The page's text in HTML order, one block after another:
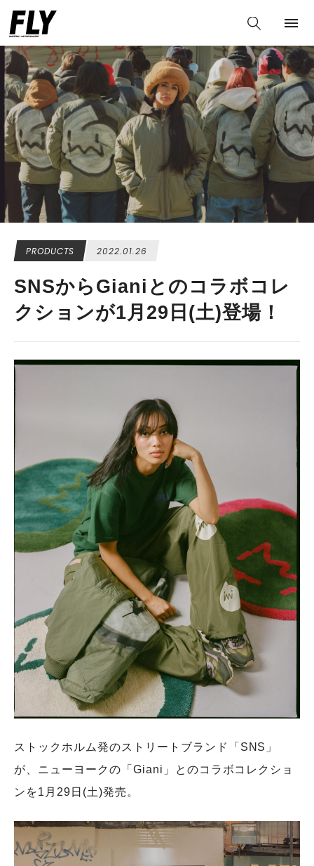
PRODUCTS 2022.01.26
SNSからGianiとのコラボコレ
クションが1月29日(土)登場！
ストックホルム発のストリートブランド「SNS」
が、ニューヨークの「Giani」とのコラボコレクショ
ンを1月29日(土)発売。